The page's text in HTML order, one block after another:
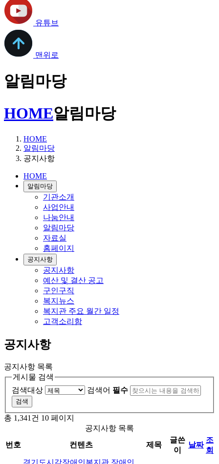
유튜브
맨위로
알림마당
HOME알림마당
HOME
알림마당
공지사항
HOME
알림마당
기관소개
사업안내
나눔안내
알림마당
자료실
홈페이지
공지사항
공지사항
예산 및 결산 공고
구인구직
복지뉴스
복지관 주요 월간 일정
고객소리함
공지사항
공지사항 목록
게시물 검색
검색대상
검색어 필수
총 1,341건 10 페이지
공지사항 목록
번호
컨텐츠 제목
글쓴
이
날짜
조
회
경기도시각장애인복지관 장애인